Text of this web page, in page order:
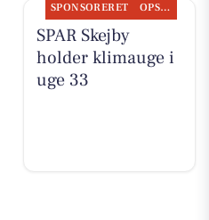
SPONSORERET OPSLAGSTAVLEN
SPAR Skejby
holder klimauge i
uge 33